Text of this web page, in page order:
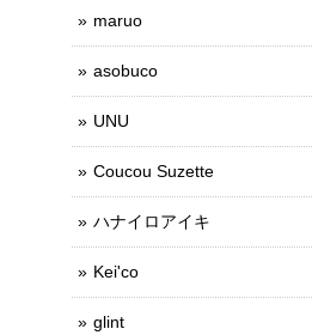
maruo
asobuco
UNU
Coucou Suzette
ハナイロアイキ
Kei'co
glint